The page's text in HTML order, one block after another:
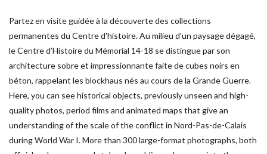
Partez en visite guidée à la découverte des collections
permanentes du Centre d'histoire. Au milieu d’un paysage dégagé,
le Centre d’Histoire du Mémorial 14-18 se distingue par son
architecture sobre et impressionnante faite de cubes noirs en
béton, rappelant les blockhaus nés au cours de la Grande Guerre.
Here, you can see historical objects, previously unseen and high-
quality photos, period films and animated maps that give an
understanding of the scale of the conflict in Nord-Pas-de-Calais
during World War I. More than 300 large-format photographs, both